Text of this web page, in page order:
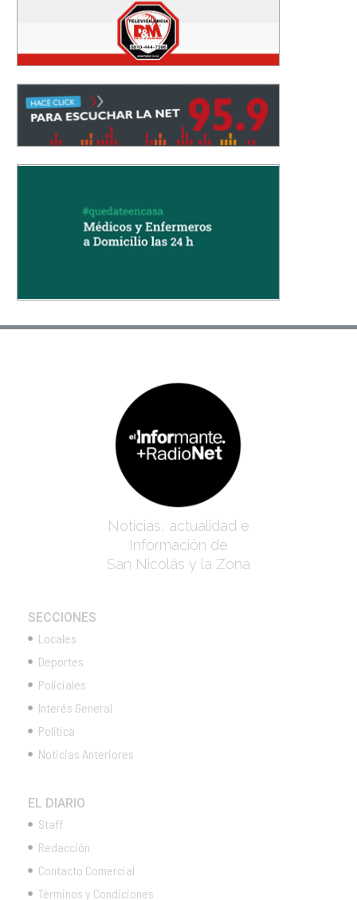
Noticias, actualidad e
Información de
San Nicolás y la Zona
SECCIONES
Locales
Deportes
Policiales
Interés General
Política
Noticias Anteriores
EL DIARIO
Staff
Redacción
Contacto Comercial
Términos y Condiciones